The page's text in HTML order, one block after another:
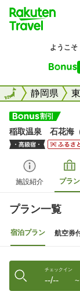
全国静岡県
全国
稲取温泉 石花海（
施設紹介 プラン
プラン一覧
宿泊プラン 航空券
チェックイン
--/-- 〜